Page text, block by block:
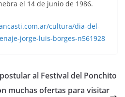
el 14 de junio de 1986.
cultura/dia-del-
jorge-luis-borges-n561928
al Festival del Ponchito
muchas ofertas para visitar